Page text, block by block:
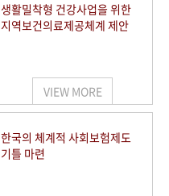
생활밀착형 건강사업을 위한
지역보건의료제공체계 제안
VIEW MORE
한국의 체계적 사회보험제도
기틀 마련